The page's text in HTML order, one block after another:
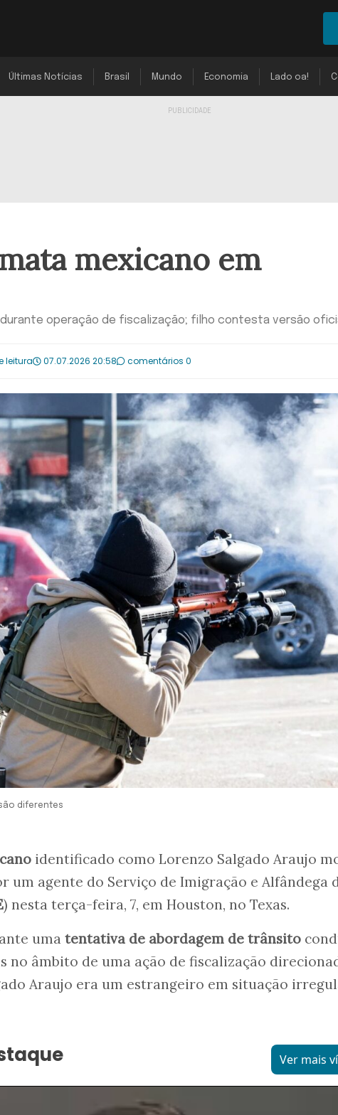
Últimas Notícias Brasil Mundo Economia Lado oa!
mexicano em
operação de fiscalização; filho contesta versão
leitura 07.07.2026 20:58 comentários 0
diferentes
identificado como Lorenzo Salgado Araujo
um agente do Serviço de Imigração e Alfândega
) nesta terça-feira, 7, em Houston, no Texas.
uma tentativa de abordagem de trânsito
no âmbito de uma ação de fiscalização
Araujo era um estrangeiro em situação
Ver mais